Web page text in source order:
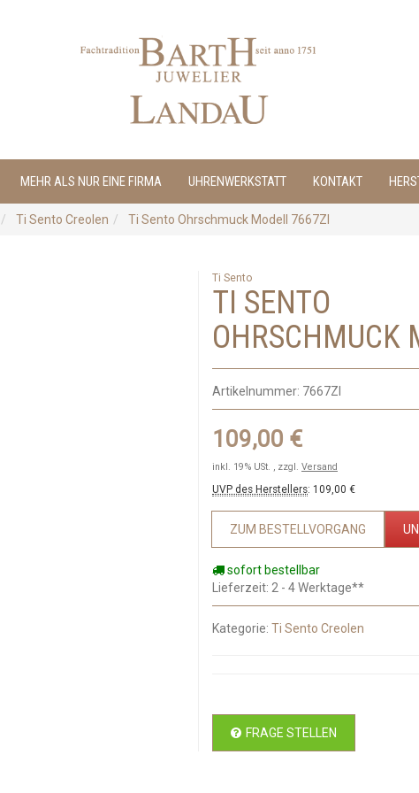
MEHR ALS NUR EINE FIRMA UHRENWERKSTATT KONTAKT
Ti Sento Creolen Ti Sento Ohrschmuck Modell 7667ZI
Ti Sento
TI SENTO
OHRSCHMUCK
Artikelnummer: 7667ZI
109,00 €
inkl. 19% USt. , zzgl. Versand
UVP des Herstellers: 109,00 €
ZUM BESTELLVORGANG
sofort bestellbar
Lieferzeit: 2 - 4 Werktage**
Kategorie: Ti Sento Creolen
FRAGE STELLEN